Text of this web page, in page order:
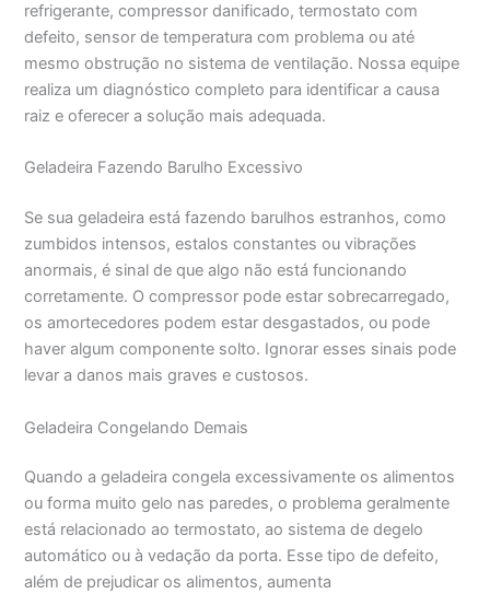
refrigerante, compressor danificado, termostato com
defeito, sensor de temperatura com problema ou até
mesmo obstrução no sistema de ventilação. Nossa equipe
realiza um diagnóstico completo para identificar a causa
raiz e oferecer a solução mais adequada.
Geladeira Fazendo Barulho Excessivo
Se sua geladeira está fazendo barulhos estranhos, como
zumbidos intensos, estalos constantes ou vibrações
anormais, é sinal de que algo não está funcionando
corretamente. O compressor pode estar sobrecarregado,
os amortecedores podem estar desgastados, ou pode
haver algum componente solto. Ignorar esses sinais pode
levar a danos mais graves e custosos.
Geladeira Congelando Demais
Quando a geladeira congela excessivamente os alimentos
ou forma muito gelo nas paredes, o problema geralmente
está relacionado ao termostato, ao sistema de degelo
automático ou à vedação da porta. Esse tipo de defeito,
além de prejudicar os alimentos, aumenta